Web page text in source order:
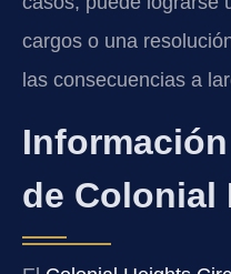
cargos o una
las consecuencias a
de Colonial